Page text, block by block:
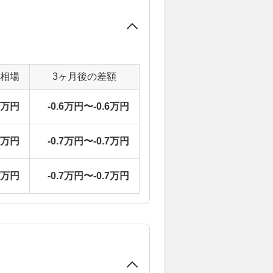
場 3ヶ月後の差額
円 -0.6万円〜-0.6万円
円 -0.7万円〜-0.7万円
円 -0.7万円〜-0.7万円